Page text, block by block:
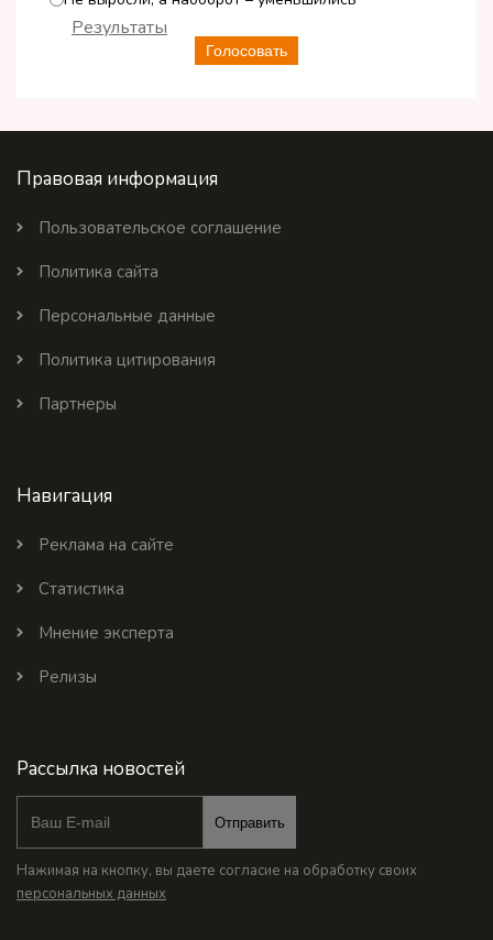
Голосовать
Результаты
Правовая информация
Пользовательское соглашение
Политика сайта
Персональные данные
Политика цитирования
Партнеры
Навигация
Реклама на сайте
Статистика
Мнение эксперта
Релизы
Рассылка новостей
Отправить
Нажимая на кнопку, вы даете согласие на обработку своих
персональных данных